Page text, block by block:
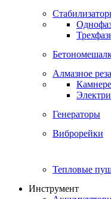
Алмазное
Генераторы
Виброрейки
Тепловые
Инструмент